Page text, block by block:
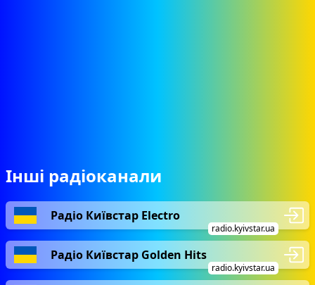
Інші радіоканали
Радіо Київстар Electro
radio.kyivstar.ua
Радіо Київстар Golden Hits
radio.kyivstar.ua